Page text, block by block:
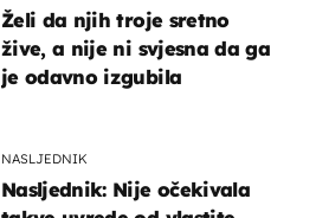
Želi da njih troje sretno
žive, a nije ni svjesna da ga
je odavno izgubila
NASLJEDNIK
Nasljednik: Nije očekivala